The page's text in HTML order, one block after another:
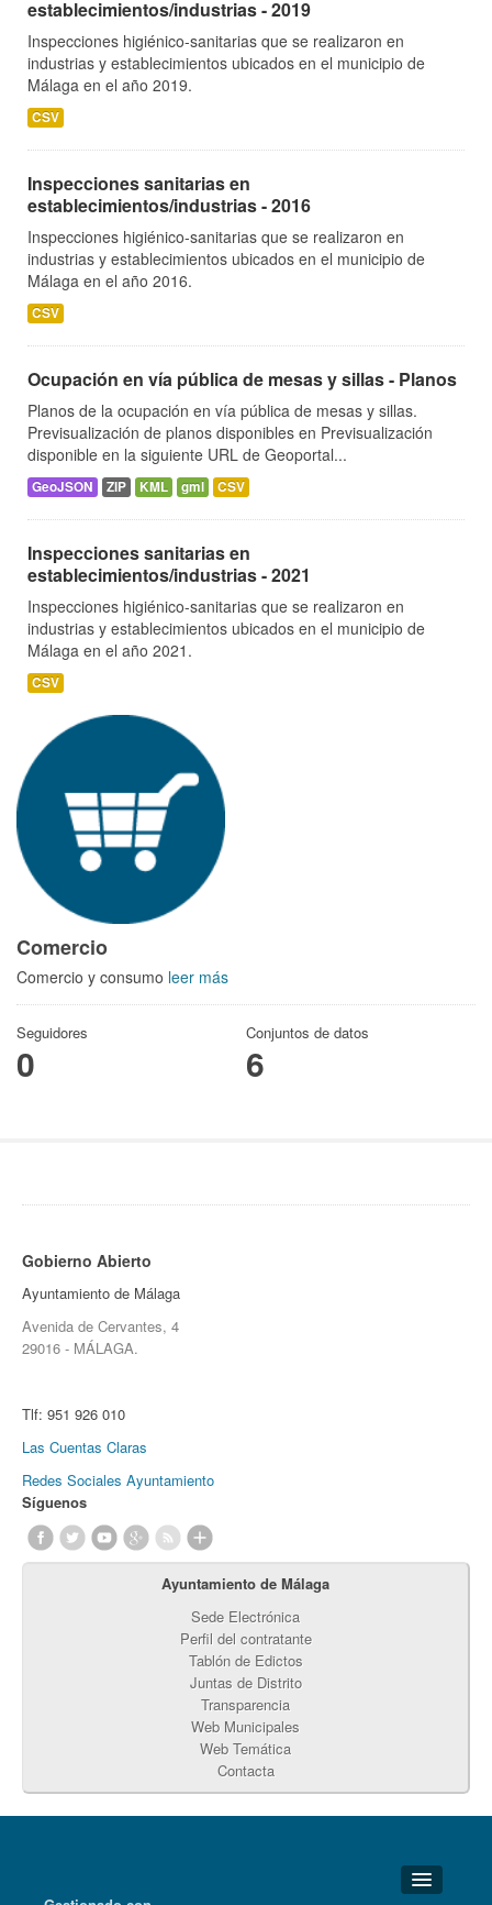
establecimientos/industrias - 2019
Inspecciones higiénico-sanitarias que se realizaron en
industrias y establecimientos ubicados en el municipio de
Málaga en el año 2019.
CSV
Inspecciones sanitarias en
establecimientos/industrias - 2016
Inspecciones higiénico-sanitarias que se realizaron en
industrias y establecimientos ubicados en el municipio de
Málaga en el año 2016.
CSV
Ocupación en vía pública de mesas y sillas - Planos
Planos de la ocupación en vía pública de mesas y sillas.
Previsualización de planos disponibles en Previsualización
disponible en la siguiente URL de Geoportal...
GeoJSON ZIP KML gml CSV
Inspecciones sanitarias en
establecimientos/industrias - 2021
Inspecciones higiénico-sanitarias que se realizaron en
industrias y establecimientos ubicados en el municipio de
Málaga en el año 2021.
CSV
Comercio
Comercio y consumo leer más
Seguidores
0
Conjuntos de datos
6
Gobierno Abierto
Ayuntamiento de Málaga
Avenida de Cervantes, 4
29016 - MÁLAGA.
Tlf: 951 926 010
Las Cuentas Claras
Redes Sociales Ayuntamiento
Síguenos
Ayuntamiento de Málaga
Sede Electrónica
Perfil del contratante
Tablón de Edictos
Juntas de Distrito
Transparencia
Web Municipales
Web Temática
Contacta